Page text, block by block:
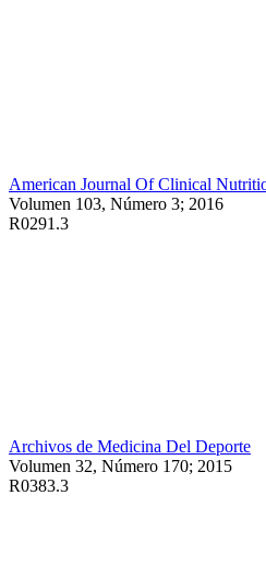
American Journal Of Clinical
Volumen 103, Número 3; 2016
R0291.3
Archivos de Medicina Del Deporte
Volumen 32, Número 170; 2015
R0383.3